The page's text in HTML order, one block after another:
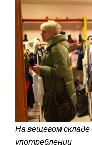
На вещевом
употреблении